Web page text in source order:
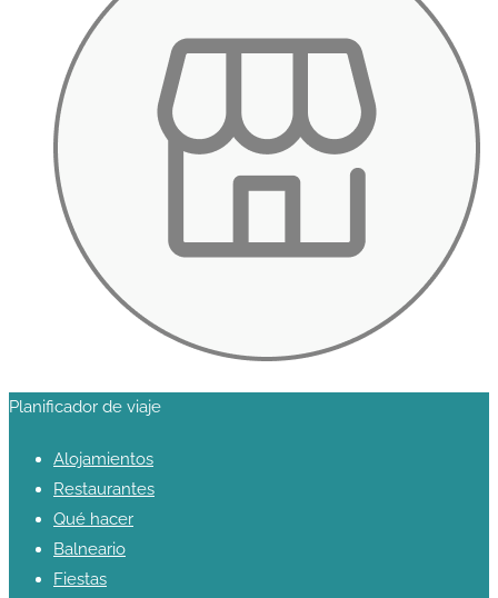
Planificador de viaje
Alojamientos
Restaurantes
Qué hacer
Balneario
Fiestas